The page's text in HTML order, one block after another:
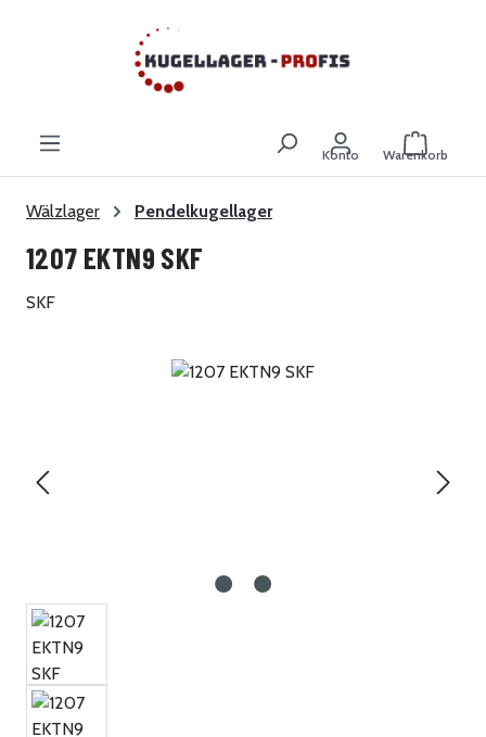
Zum Hauptinhalt springen
Konto Warenkorb
Wälzlager Pendelkugellager
1207 EKTN9 SKF
SKF
Bildergalerie überspringen